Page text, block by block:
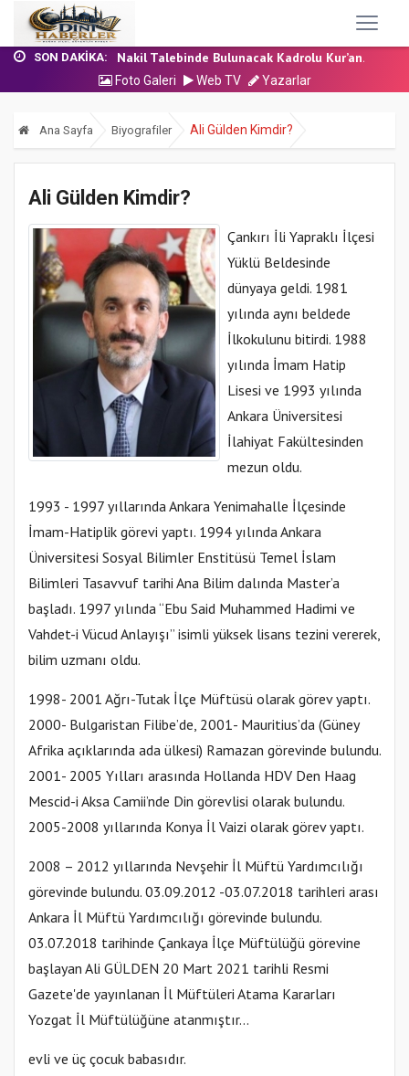
SON DAKIKA:
24 Temmuz 2026 - Cuma Hutbesi
7 Ağustos 2026 - Cuma Hutbesi
Nakil Talebinde Bulunacak Kadrolu Kur’an...
Aşçı Alımı (Kurum İçi) Sınavı (Sözlü) So...
24 Temmuz 2026 - Cuma Hutbesi
7 Ağustos 2026 - Cuma Hutbesi
Foto Galeri Web TV Yazarlar
Ana Sayfa Biyografiler Ali Gülden Kimdir?
Ali Gülden Kimdir?
Çankırı İli Yapraklı İlçesi
Yüklü Beldesinde
dünyaya geldi. 1981
yılında aynı beldede
İlkokulunu bitirdi. 1988
yılında İmam Hatip
Lisesi ve 1993 yılında
Ankara Üniversitesi
İlahiyat Fakültesinden
mezun oldu.
1993 - 1997 yıllarında Ankara Yenimahalle İlçesinde
İmam-Hatiplik görevi yaptı. 1994 yılında Ankara
Üniversitesi Sosyal Bilimler Enstitüsü Temel İslam
Bilimleri Tasavvuf tarihi Ana Bilim dalında Master’a
başladı. 1997 yılında “Ebu Said Muhammed Hadimi ve
Vahdet-i Vücud Anlayışı” isimli yüksek lisans tezini vererek,
bilim uzmanı oldu.
1998- 2001 Ağrı-Tutak İlçe Müftüsü olarak görev yaptı.
2000- Bulgaristan Filibe’de, 2001- Mauritius’da (Güney
Afrika açıklarında ada ülkesi) Ramazan görevinde bulundu.
2001- 2005 Yılları arasında Hollanda HDV Den Haag
Mescid-i Aksa Camii’nde Din görevlisi olarak bulundu.
2005-2008 yıllarında Konya İl Vaizi olarak görev yaptı.
2008 – 2012 yıllarında Nevşehir İl Müftü Yardımcılığı
görevinde bulundu. 03.09.2012 -03.07.2018 tarihleri arası
Ankara İl Müftü Yardımcılığı görevinde bulundu.
03.07.2018 tarihinde Çankaya İlçe Müftülüğü görevine
başlayan Ali GÜLDEN 20 Mart 2021 tarihli Resmi
Gazete'de yayınlanan İl Müftüleri Atama Kararları
Yozgat İl Müftülüğüne atanmıştır...
evli ve üç çocuk babasıdır.